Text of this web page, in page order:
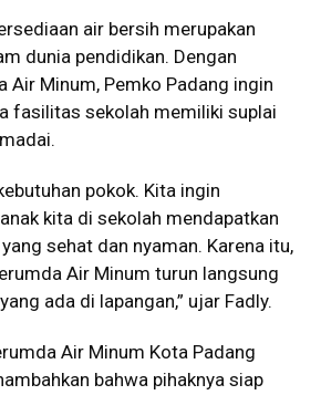
air bersih merupakan
dunia pendidikan. Dengan
Air Minum, Pemko Padang ingin
fasilitas sekolah memiliki suplai
pokok. Kita ingin
kita di sekolah mendapatkan
sehat dan nyaman. Karena itu,
Air Minum turun langsung
ada di lapangan,” ujar Fadly.
Air Minum Kota Padang
bahwa pihaknya siap